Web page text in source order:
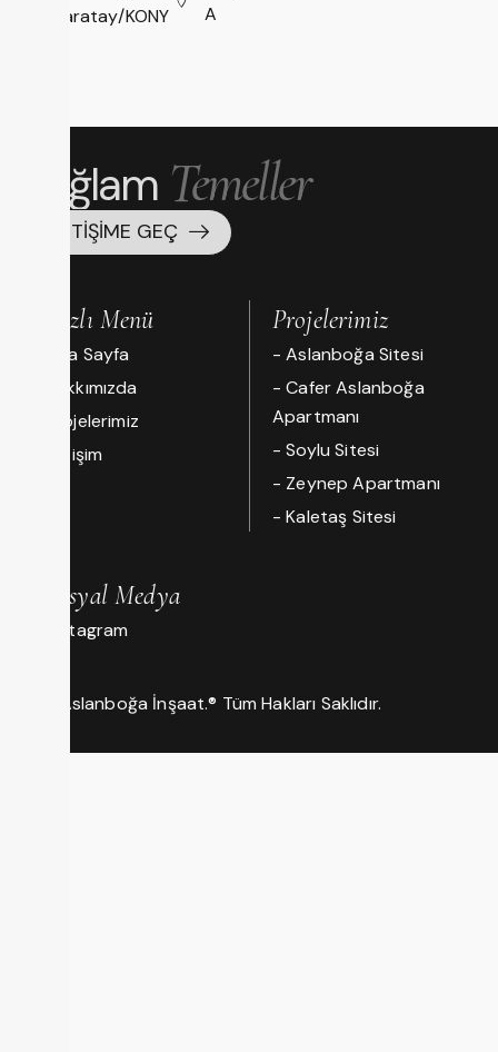
Karatay/KONY
A
Sağlam Temeller
İLETIŞIME GEÇ
Hızlı Menü
Ana Sayfa
Hakkımızda
Projelerimiz
İletişim
Projelerimiz
- Aslanboğa Sitesi
- Cafer Aslanboğa
Apartmanı
- Soylu Sitesi
- Zeynep Apartmanı
- Kaletaş Sitesi
Sosyal Medya
Instagram
CKS Aslanboğa İnşaat.® Tüm Hakları Saklıdır.